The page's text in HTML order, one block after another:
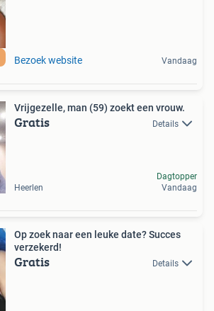
Bezoek website Vandaag
Vrijgezelle, man (59) zoekt een vrouw.
Gratis Details
Heerlen
Dagtopper
Vandaag
Op zoek naar een leuke date? Succes
verzekerd!
Gratis Details